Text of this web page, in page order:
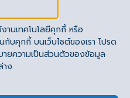
งานเทคโนโลยีคุกกี้ หรือ
บคุกกี้ บนเว็บไซต์ของเรา โปรด
ายความเป็นส่วนตัวของข้อมูล
าง
ทุกวัน
20.00 น.
(รัชโยธิน),2(ราชพฤกษ์)